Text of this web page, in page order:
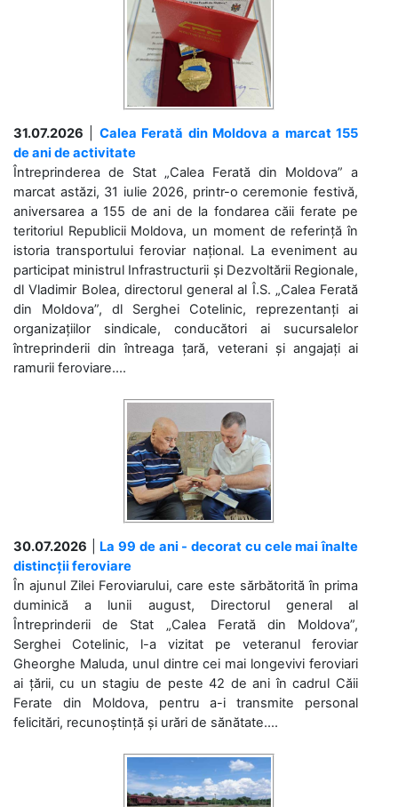
31.07.2026
Calea Ferată din Moldova a marcat 155
de ani de activitate
Întreprinderea de Stat „Calea Ferată din Moldova” a
marcat astăzi, 31 iulie 2026, printr-o ceremonie festivă,
aniversarea a 155 de ani de la fondarea căii ferate pe
teritoriul Republicii Moldova, un moment de referință în
istoria transportului feroviar național. La eveniment au
participat ministrul Infrastructurii și Dezvoltării Regionale,
dl Vladimir Bolea, directorul general al Î.S. „Calea Ferată
din Moldova”, dl Serghei Cotelinic, reprezentanți ai
organizațiilor sindicale, conducători ai sucursalelor
întreprinderii din întreaga țară, veterani și angajați ai
ramurii feroviare....
30.07.2026
La 99 de ani - decorat cu cele mai înalte
distincții feroviare
În ajunul Zilei Feroviarului, care este sărbătorită în prima
duminică a lunii august, Directorul general al
Întreprinderii de Stat „Calea Ferată din Moldova”,
Serghei Cotelinic, l-a vizitat pe veteranul feroviar
Gheorghe Maluda, unul dintre cei mai longevivi feroviari
ai țării, cu un stagiu de peste 42 de ani în cadrul Căii
Ferate din Moldova, pentru a-i transmite personal
felicitări, recunoștință și urări de sănătate....